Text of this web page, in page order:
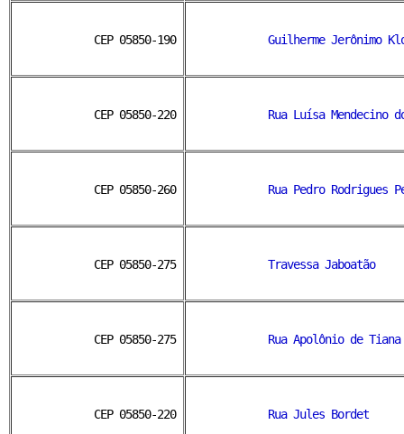
CEP 05850-190 Guilherme Jerônimo
CEP 05850-220 Rua Luísa Mendecino
CEP 05850-260 Rua Pedro Rodrigues
CEP 05850-275 Travessa Jaboatão
CEP 05850-275 Rua Apolônio de Tiana
CEP 05850-220 Rua Jules Bordet